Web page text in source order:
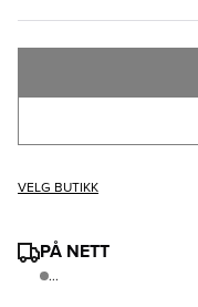
VELG BUTIKK
PÅ NETT
...